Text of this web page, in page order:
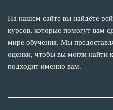
На нашем сайте вы найдёте
курсов, которые помогут вам
мире обучения. Мы
оценки, чтобы вы могли найти
подходит именно вам.